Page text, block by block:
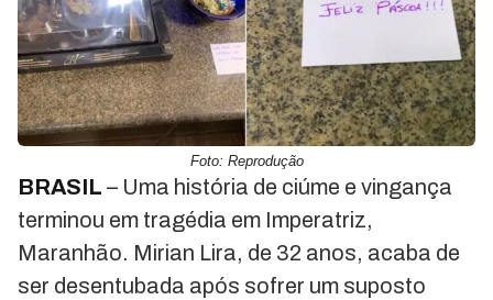
Foto: Reprodução
BRASIL – Uma história de ciúme e vingança
terminou em tragédia em Imperatriz,
Maranhão. Mirian Lira, de 32 anos, acaba de
ser desentubada após sofrer um suposto